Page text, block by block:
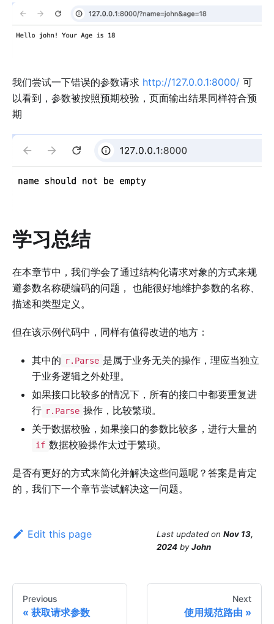
我们尝试一下错误的参数请求 http://127.0.0.1:8000/ 可
以看到，参数被按照预期校验，页面输出结果同样符合预
期
学习总结
在本章节中，我们学会了通过结构化请求对象的方式来规
避参数名称硬编码的问题， 也能很好地维护参数的名称、
描述和类型定义。
但在该示例代码中，同样有值得改进的地方：
其中的 r.Parse 是属于业务无关的操作，理应当独立
于业务逻辑之外处理。
如果接口比较多的情况下，所有的接口中都要重复进
行 r.Parse 操作，比较繁琐。
关于数据校验，如果接口的参数比较多，进行大量的
if 数据校验操作太过于繁琐。
是否有更好的方式来简化并解决这些问题呢？答案是肯定
的，我们下一个章节尝试解决这一问题。
Edit this page Last updated on Nov 13,
2024 byJohn
Previous
获取请求参数
Next
使用规范路由